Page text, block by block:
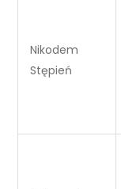
Nikodem
Stępień